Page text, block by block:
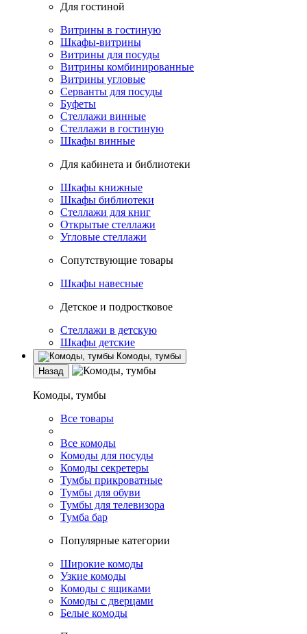
Для гостиной
Витрины в гостиную
Шкафы-витрины
Витрины для посуды
Витрины комбинированные
Витрины угловые
Серванты для посуды
Буфеты
Стеллажи винные
Стеллажи в гостиную
Шкафы винные
Для кабинета и библиотеки
Шкафы книжные
Шкафы библиотеки
Стеллажи для книг
Открытые стеллажи
Угловые стеллажи
Сопутствующие товары
Шкафы навесные
Детское и подростковое
Стеллажи в детскую
Шкафы детские
Комоды, тумбы
Назад
Комоды, тумбы
Все товары
Все комоды
Комоды для посуды
Комоды секретеры
Тумбы прикроватные
Тумбы для обуви
Тумбы для телевизора
Тумба бар
Популярные категории
Широкие комоды
Узкие комоды
Комоды с ящиками
Комоды с дверцами
Белые комоды